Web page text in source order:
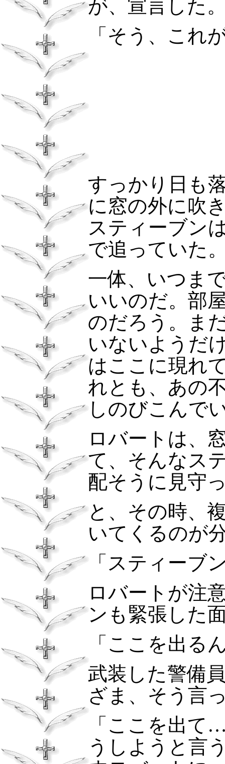
が、宣言し
「そう、これ
すっかり日も
に窓の外に吹
スティーブン
で追っていた
一体、いつま
いいのだ。部
のだろう。ま
いないようだ
はここに現れ
れとも、あの
しのびこんで
ロバートは、
て、そんなス
配そうに見守
と、その時、
いてくるのが
「スティーブ
ロバートが注
ンも緊張した
「ここを出る
武装した警備
ざま、そう言
「ここを出て
うしようと言